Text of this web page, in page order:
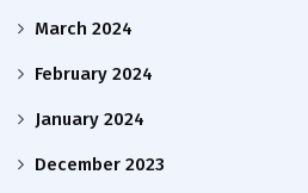
March 2024
February 2024
January 2024
December 2023